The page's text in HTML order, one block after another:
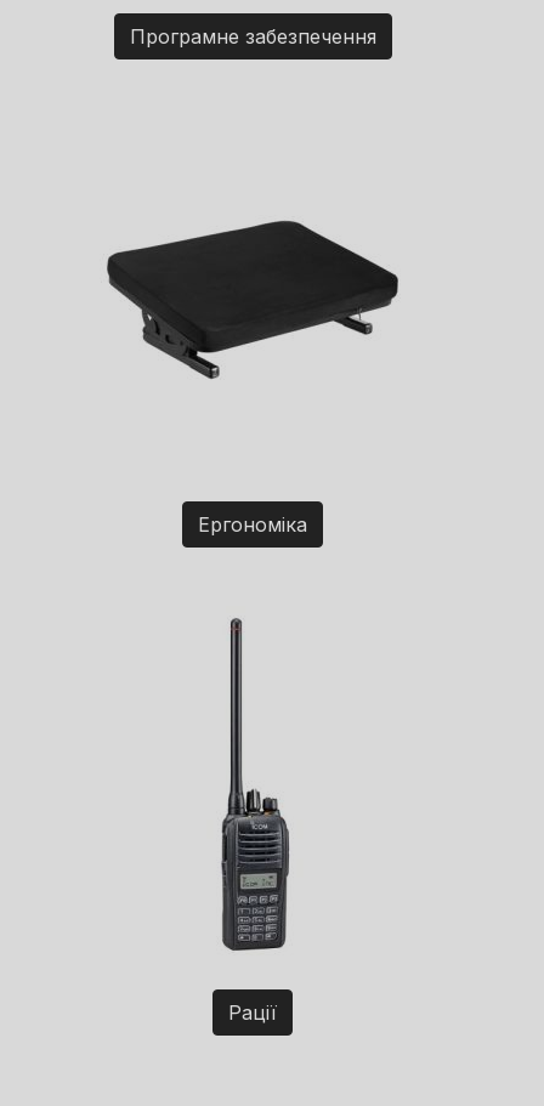
Програмне забезпечення
Ергономіка
Рації